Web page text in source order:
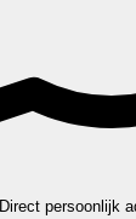
Direct persoonlijk